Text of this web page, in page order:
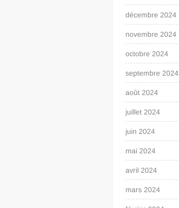
décembre 2024
novembre 2024
octobre 2024
septembre 2024
août 2024
juillet 2024
juin 2024
mai 2024
avril 2024
mars 2024